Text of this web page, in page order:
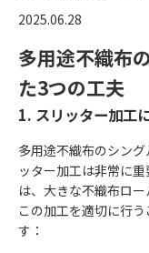
2025.06.28
多用途不織布
た3つの工夫
1. スリッター加工
多用途不織布のシン
ッター加工は非常に
は、大きな不織布ロ
この加工を適切に行
す：